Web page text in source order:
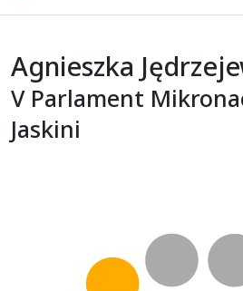
Agnieszka
V Parlament
Jaskini